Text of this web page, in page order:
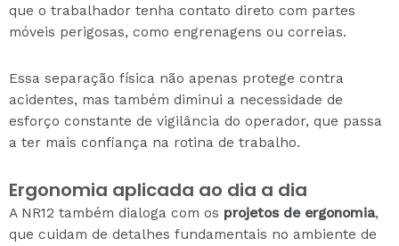
que o trabalhador tenha contato direto com partes
móveis perigosas, como engrenagens ou correias.
Essa separação física não apenas protege contra
acidentes, mas também diminui a necessidade de
esforço constante de vigilância do operador, que passa
a ter mais confiança na rotina de trabalho.
Ergonomia aplicada ao dia a dia
A NR12 também dialoga com os projetos de ergonomia,
que cuidam de detalhes fundamentais no ambiente de